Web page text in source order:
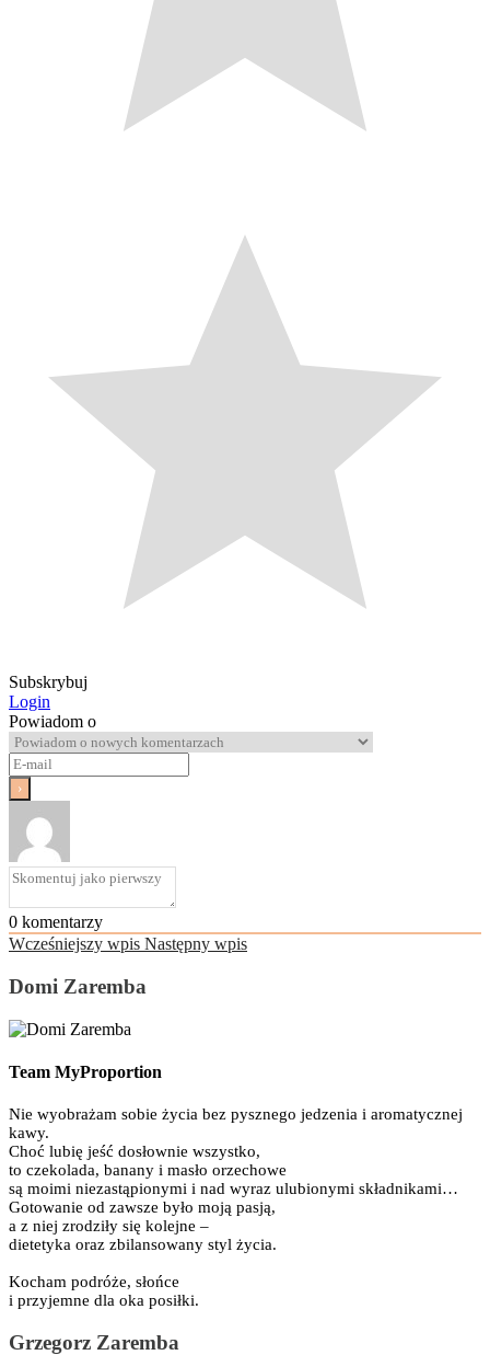
Subskrybuj
Login
Powiadom o
0 komentarzy
Wcześniejszy wpis Następny wpis
Domi Zaremba
Team MyProportion
Nie wyobrażam sobie życia bez pysznego jedzenia i aromatycznej
kawy.
Choć lubię jeść dosłownie wszystko,
to czekolada, banany i masło orzechowe
są moimi niezastąpionymi i nad wyraz ulubionymi składnikami…
Gotowanie od zawsze było moją pasją,
a z niej zrodziły się kolejne –
dietetyka oraz zbilansowany styl życia.
Kocham podróże, słońce
i przyjemne dla oka posiłki.
Grzegorz Zaremba